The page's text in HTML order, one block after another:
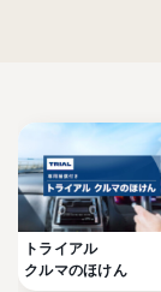
トライアル
クルマのほけん